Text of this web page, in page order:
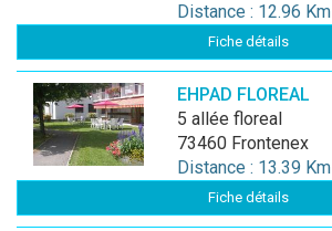
Distance : 12.96 Km
Fiche détails
EHPAD FLOREAL
5 allée floreal
73460 Frontenex
Distance : 13.39 Km
Fiche détails